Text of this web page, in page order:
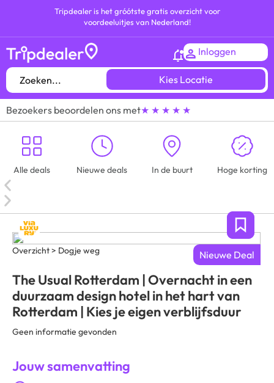
Tripdealer is het gróótste gratis overzicht voor
voordeeluitjes van Nederland!
Inloggen
Kies Locatie
Bezoekers beoordelen ons met★ ★ ★ ★ ★
Alle deals Nieuwe deals In de buurt Hoge korting
Nieuwe Deal
Overzicht > Dogje weg
The Usual Rotterdam | Overnacht in een
duurzaam design hotel in het hart van
Rotterdam | Kies je eigen verblijfsduur
Geen informatie gevonden
Jouw samenvatting